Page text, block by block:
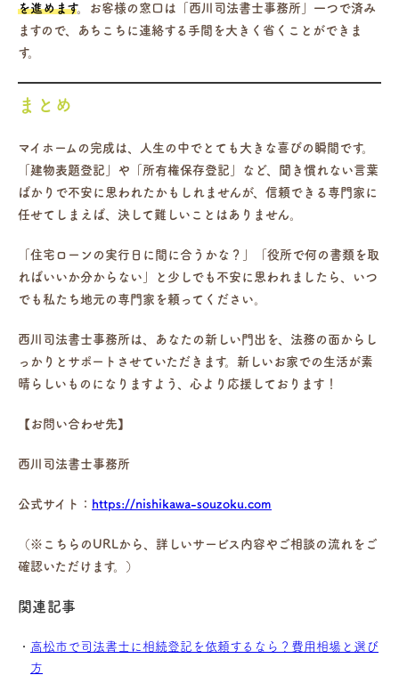
を進めます。お客様の窓口は「西川司法書士事務所」一つで済み
ますので、あちこちに連絡する手間を大きく省くことができま
す。
まとめ
マイホームの完成は、人生の中でとても大きな喜びの瞬間です。
「建物表題登記」や「所有権保存登記」など、聞き慣れない言葉
ばかりで不安に思われたかもしれませんが、信頼できる専門家に
任せてしまえば、決して難しいことはありません。
「住宅ローンの実行日に間に合うかな？」「役所で何の書類を取
ればいいか分からない」と少しでも不安に思われましたら、いつ
でも私たち地元の専門家を頼ってください。
西川司法書士事務所は、あなたの新しい門出を、法務の面からし
っかりとサポートさせていただきます。新しいお家での生活が素
晴らしいものになりますよう、心より応援しております！
【お問い合わせ先】
西川司法書士事務所
公式サイト： https://nishikawa-souzoku.com
（※こちらのURLから、詳しいサービス内容やご相談の流れをご
確認いただけます。）
関連記事
高松市で司法書士に相続登記を依頼するなら？費用相場と選び
方